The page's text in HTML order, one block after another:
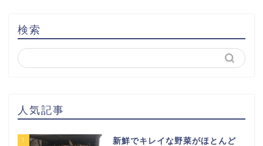
検索
人気記事
1
新鮮でキレイな野菜がほとんど